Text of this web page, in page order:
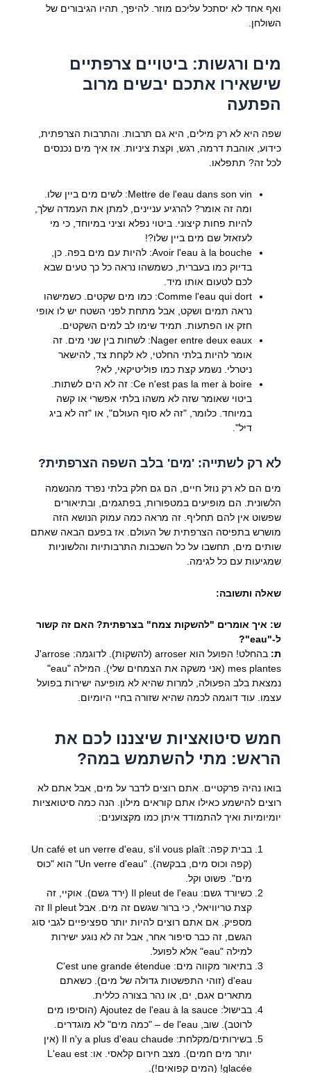
ואף אחד לא יסתכל עליכם מוזר. להיפך, תהיו הגיבורים של
השולחן.
מים ורגשות: ביטויים צרפתיים
שישאירו אתכם יבשים מרוב
הפתעה
שפה היא לא רק מילים, היא גם תרבות. והתרבות הצרפתית,
כידוע, אוהבת דרמה, רגש, וקצת ציניות. אז איך מים נכנסים
לכל זה? תתפלאו.
Mettre de l'eau dans son vin: לשים מים ביין שלו.
ומה זה אומר? להרגיע עניינים, למתן את העמדה שלך,
להיות פחות קיצוני. ביטוי נפלא וציני במיוחד, כי מי
לעזאזל שם מים ביין שלו?!
Avoir l'eau à la bouche: להיות עם מים בפה. כן,
בדיוק כמו בעברית, כשמשהו נראה כל כך טעים שבא
לכם לטעום אותו מיד.
Comme l'eau qui dort: כמו מים שקטים. כשמישהו
נראה תמים ושקט, אבל מתחת לפני השטח יש לו אופי
חזק או הפתעות. תמיד שימו לב למים השקטים.
Nager entre deux eaux: לשחות בין שני מים. זה
אומר להיות בלתי החלטי, לא לקחת צד, להישאר
ניטרלי. נשמע קצת כמו פוליטיקאי, לא?
Ce n'est pas la mer à boire: זה לא הים לשתות.
ביטוי שאומר שזה לא משהו בלתי אפשרי או קשה
במיוחד. כלומר, "זה לא סוף העולם", או "זה לא ביג
דיל".
לא רק לשתייה: 'מים' בלב השפה הצרפתית?
מים הם לא רק נוזל חיים, הם גם חלק בלתי נפרד מהנשמה
הלשונית. הם מופיעים במטפורות, בפתגמים, ובתיאורים
שפשוט אין להם תחליף. זה מראה כמה עמוק הנושא הזה
מושרש בתפיסה הצרפתית של העולם. אז בפעם הבאה שאתם
שותים מים, תחשבו על כל השכבות התרבותיות והלשוניות
שמגיעות עם כל לגימה.
שאלה ותשובה:
ש: איך אומרים "להשקות צמח" בצרפתית? האם זה קשור
ל-"eau"?
ת: בהחלט! הפועל הוא arroser(להשקות). לדוגמה: J'arrose
mes plantes
(אני משקה את הצמחים שלי). המילה "eau"
נמצאת בלב הפעולה, למרות שהיא לא מופיעה ישירות בפועל
עצמו. עוד דוגמה לכמה שהיא שזורה בחיי היומיום.
חמש סיטואציות שיצננו לכם את
הראש: מתי להשתמש במה?
בואו נהיה פרקטיים. אתם רוצים לדבר על מים, אבל אתם לא
רוצים להישמע כאילו אתם קוראים מילון. הנה כמה סיטואציות
יומיומיות ואיך להתמודד איתן כמו מקצוענים:
בבית קפה: Un café et un verre d'eau, s'il vous plaît
(קפה וכוס מים, בבקשה). "Un verre d'eau" הוא "כוס
מים". פשוט וקל.
כשיורד גשם: Il pleut de l'eau (ירד גשם). אוקיי, זה
קצת טריוויאלי, כי ברור שגשם זה מים. אבל Il pleut זה
מספיק. אם אתם רוצים להיות יותר ספציפיים לגבי סוג
הגשם, זה כבר סיפור אחר, אבל זה לא נוגע ישירות
למילה "eau" אלא לפועל.
בתיאור מקווה מים: C'est une grande étendue
d'eau(זוהי התפשטות גדולה של מים). כשאתם
מתארים אגם, ים, או נהר בצורה כללית.
בבישול: Ajoutez de l'eau à la sauce(הוסיפו מים
לרוטב). שוב, de l'eau– "כמה מים" לא מוגדרים.
בשירותים/מקלחת: Il n'y a plus d'eau chaude (אין
יותר מים חמים). מצב חירום קלאסי. או: L'eau est
glacée! (המים קפואים!).